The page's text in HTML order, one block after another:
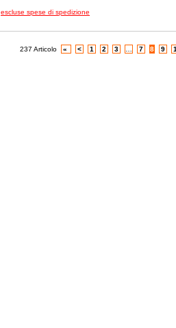
escluse spese di spedizione
237 Articolo « < 1 2 3 7 8 9